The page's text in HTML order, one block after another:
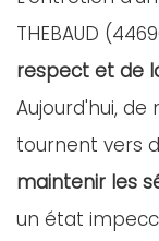
THEBAUD
respect et de
Aujourd'hui,
tournent vers
maintenir les
un état